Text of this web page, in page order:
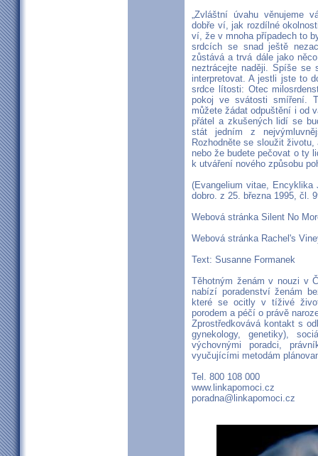
„Zvláštní úvahu věnujeme
dobře ví, jak rozdílné
ví, že v mnoha případech to
srdcích se snad ještě
zůstává a trvá dále jako
neztrácejte naději. Spíše
interpretovat. A jestli jste to
srdce lítosti: Otec
pokoj ve svátosti smíření.
můžete žádat odpuštění i od
přátel a zkušených lidí se
stát jedním z
Rozhodněte se sloužit
nebo že budete pečovat o ty
k utváření nového způsobu
(Evangelium vitae,
dobro. z 25. března 1995, čl.
Webová stránka Silent No
Webová stránka Rachel's
Text: Susanne Formanek
Těhotným ženám v nouzi v
nabízí poradenství ženám
které se ocitly v tíživé
porodem a péčí o právě
Zprostředkovává kontakt s
gynekology, genetiky),
výchovnými poradci,
vyučujícími metodám
Tel. 800 108 000
www.linkapomoci.cz
poradna@linkapomoci.cz